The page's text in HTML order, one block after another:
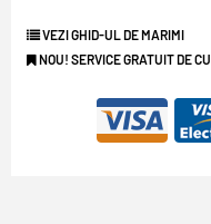
VEZI GHID-UL DE MARIMI
NOU! SERVICE GRATUIT DE